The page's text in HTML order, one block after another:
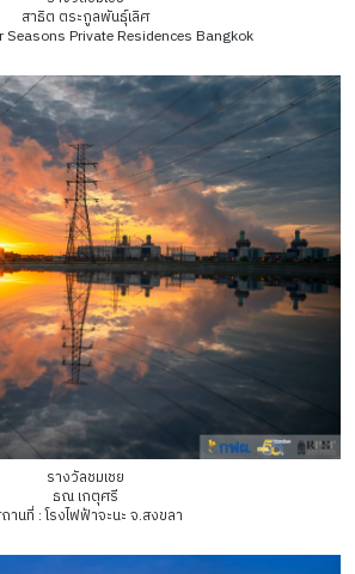
สาธิต ตระกูลพันธุ์เลิศ
Seasons Private Residences Bangkok
รางวัลชมเชย
ธณ เกตุศรี
านที่ : โรงไฟฟ้าจะนะ จ.สงขลา